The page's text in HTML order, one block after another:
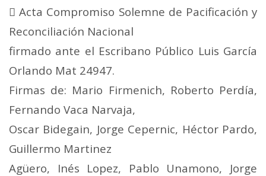
 Acta Compromiso Solemne de Pacificación y
Reconciliación Nacional
firmado ante el Escribano Público Luis García
Orlando Mat 24947.
Firmas de: Mario Firmenich, Roberto Perdía,
Fernando Vaca Narvaja,
Oscar Bidegain, Jorge Cepernic, Héctor Pardo,
Guillermo Martinez
Agüero, Inés Lopez, Pablo Unamono, Jorge